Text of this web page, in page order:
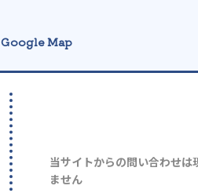
Google Map
当サイトからの問い合わせは
ません